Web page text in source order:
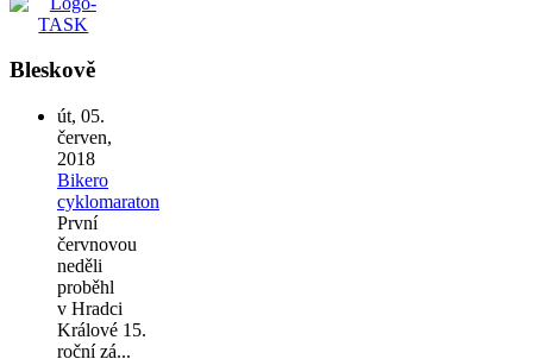
Bleskově
út, 05.
červen,
2018
Bikero
cyklomaraton
První
červnovou
neděli
proběhl
v Hradci
Králové 15.
roční zá...